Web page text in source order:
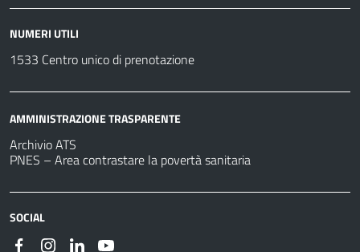
NUMERI UTILI
1533 Centro unico di prenotazione
AMMINISTRAZIONE TRASPARENTE
Archivio ATS
PNES – Area contrastare la povertà sanitaria
SOCIAL